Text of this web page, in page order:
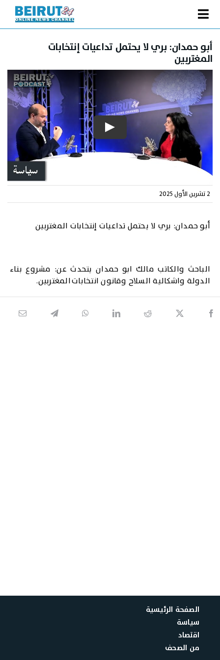
content
Toggle
Navigation
سياسة
اقتصاد
فنّ
متفرقات
Podcast
البحث
أبو حمدان: بري لا يحتمل تداعيات إنتخابات
المغتربين
2 تشرين الأول 2025
أبو حمدان: بري لا يحتمل تداعيات إنتخابات المغتربين
الباحث والكاتب مالك ابو حمدان يتحدث عن: مشروع بناء
الدولة واشكالية السلاح وقانون انتخابات المغتربين.
الصفحة الرئيسية
سياسة
اقتصاد
من الصحف